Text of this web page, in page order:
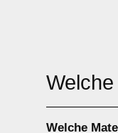
Welche